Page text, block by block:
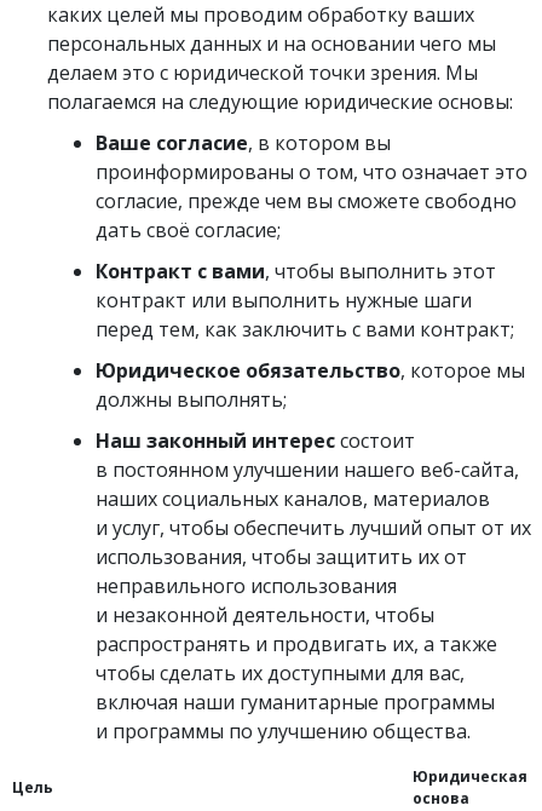
каких целей мы проводим обработку ваших
персональных данных и на основании чего мы
делаем это с юридической точки зрения. Мы
полагаемся на следующие юридические основы:
Ваше согласие, в котором вы
проинформированы о том, что означает это
согласие, прежде чем вы сможете свободно
дать своё согласие;
Контракт с вами, чтобы выполнить этот
контракт или выполнить нужные шаги
перед тем, как заключить с вами контракт;
Юридическое обязательство, которое мы
должны выполнять;
Наш законный интерессостоит
в постоянном улучшении нашего веб-сайта,
наших социальных каналов, материалов
и услуг, чтобы обеспечить лучший опыт от их
использования, чтобы защитить их от
неправильного использования
и незаконной деятельности, чтобы
распространять и продвигать их, а также
чтобы сделать их доступными для вас,
включая наши гуманитарные программы
и программы по улучшению общества.
Цель
Юридическая
основа